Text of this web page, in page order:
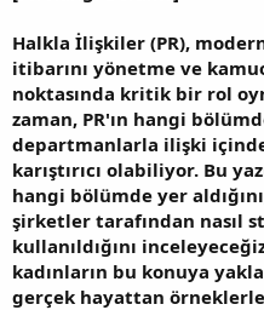
t
a
n
r
i
h
i
Halkla İlişkiler (PR),
itibarını yönetme ve
noktasında kritik bir rol
zaman, PR'ın hangi
departmanlarla ilişki
karıştırıcı olabiliyor. Bu
hangi bölümde yer
şirketler tarafından nasıl
kullanıldığını
kadınların bu konuya
gerçek hayattan örneklerle